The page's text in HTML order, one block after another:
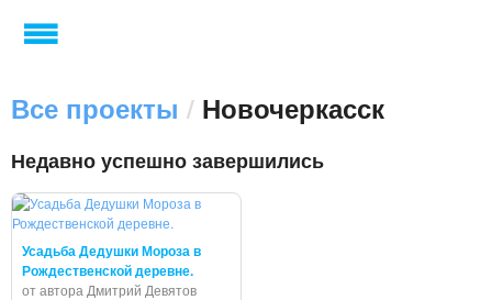
Все проекты / Новочеркасск
Недавно успешно завершились
Усадьба Дедушки Мороза в
Рождественской деревне.
от автора Дмитрий Девятов